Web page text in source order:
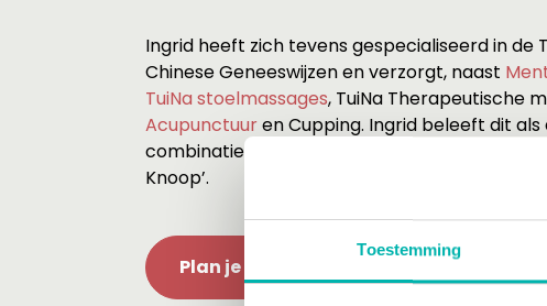
Toestemming
Ingrid heeft zich tevens gespecialiseerd in de
Chinese Geneeswijzen en verzorgt, naast
TuiNa stoelmassages, TuiNa Therapeutische
Acupunctuuren Cupping. Ingrid beleeft dit
combinatie van werken in de praktijk bij ‘de
Knoop’.
Plan je kennismaking bij Ingrid!